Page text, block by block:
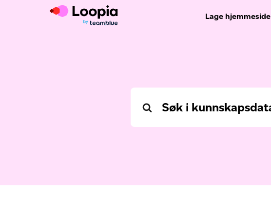
Lage hjemmeside
Search